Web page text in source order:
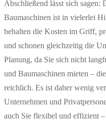
Abschließend lässt sich sagen:
Baumaschinen ist in vielerlei
behalten die Kosten im Griff,
und schonen gleichzeitig die
Planung, da Sie sich nicht
und Baumaschinen mieten –
reichlich. Es ist daher wenig
Unternehmen und
auch Sie flexibel und effizient